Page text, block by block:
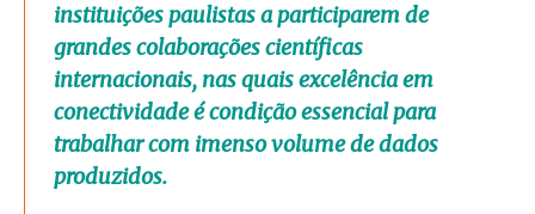
instituições paulistas a participarem de
grandes colaborações científicas
internacionais, nas quais excelência em
conectividade é condição essencial para
trabalhar com imenso volume de dados
produzidos.